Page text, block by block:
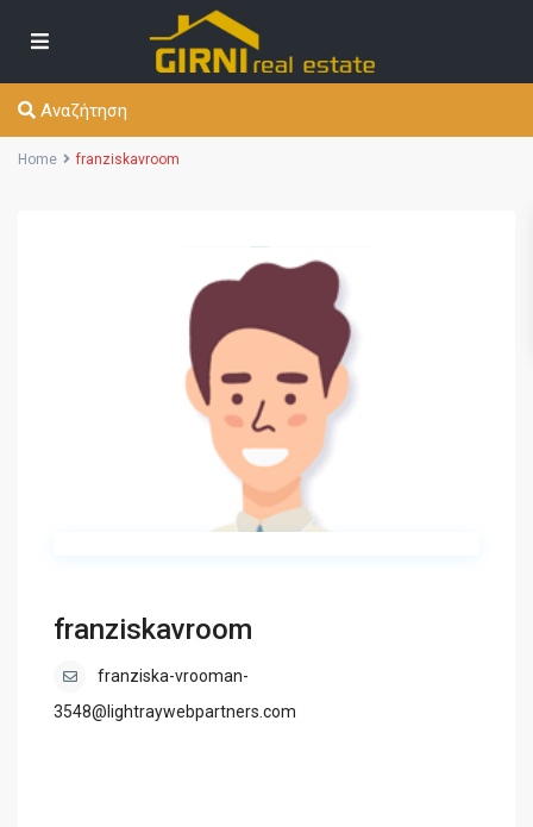
Αναζήτηση
Home franziskavroom
franziskavroom
franziska-vrooman-
3548@lightraywebpartners.com